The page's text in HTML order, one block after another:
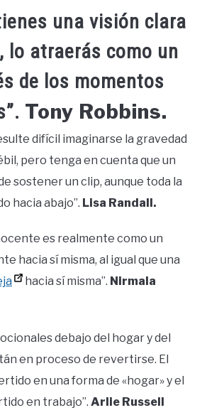
una visión clara
lo atraerás como un
de los momentos
Tony Robbins.
difícil imaginarse la gravedad
pero tenga en cuenta que un
sostener un clip, aunque toda la
hacia abajo”. Lisa Randall.
es realmente como un
hacia sí misma, al igual que una
hacia sí misma”. Nirmala
debajo del hogar y del
en proceso de revertirse. El
en una forma de «hogar» y el
en trabajo”. Arlie Russell